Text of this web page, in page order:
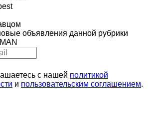
объявления данной рубрики
MAN
с нашей политикой
и пользовательским соглашением.